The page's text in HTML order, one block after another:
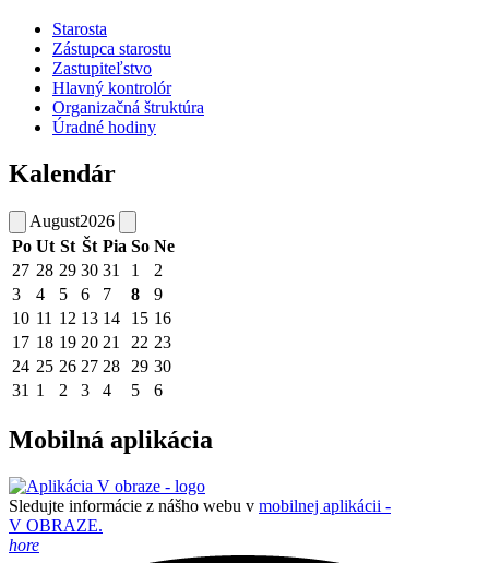
Starosta
Zástupca starostu
Zastupiteľstvo
Hlavný kontrolór
Organizačná štruktúra
Úradné hodiny
Kalendár
August2026
Po Ut St Št Pia So Ne
27 28 29 30 31 1
2
3
4 5 6 7 8
9
10 11 12 13 14 15 16
17 18 19 20 21 22 23
24 25 26 27 28 29 30
31 1 2 3 4 5 6
Mobilná aplikácia
Sledujte informácie z nášho webu v mobilnej aplikácii -
V OBRAZE.
hore